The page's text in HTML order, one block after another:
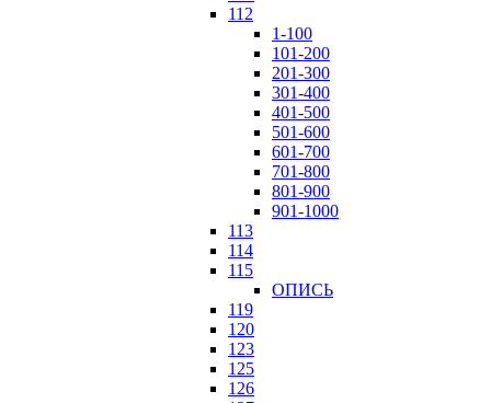
112
1-100
101-200
201-300
301-400
401-500
501-600
601-700
701-800
801-900
901-1000
113
114
115
ОПИСЬ
119
120
123
125
126